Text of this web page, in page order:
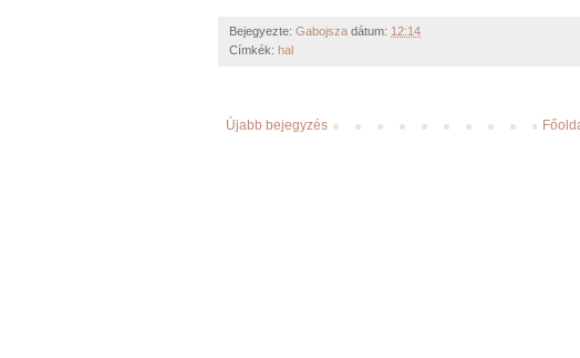
Bejegyezte: Gabojsza dátum: 12:14
Címkék: hal
Újabb bejegyzés